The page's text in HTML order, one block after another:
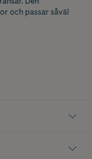
och passar såväl